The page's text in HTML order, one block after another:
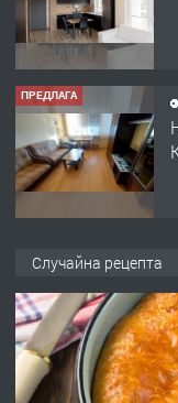
ПРЕДЛАГА
ПРЕДЛАГА
Случайна рецепта